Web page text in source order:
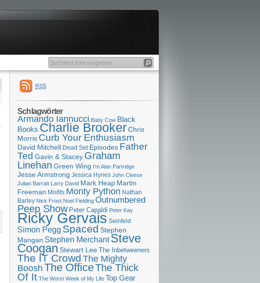
RSS
Schlagwörter
Armando Iannucci Baby Cow Black
Books Charlie BrookerChris
Morris Curb Your Enthusiasm
David Mitchell Dead Set Episodes Father
Ted Gavin & Stacey Graham
Linehan Green Wing I'm Alan Partridge
Jesse Armstrong Jessica Hynes John Cleese
Julian Barratt Larry David Mark Heap Martin
Freeman Misfits Monty Python Nathan
Barley Nick Frost Noel Fielding Outnumbered
Peep Show Peter Capaldi Peter Kay
Ricky Gervais Seinfeld
Simon Pegg Spaced Stephen
Mangan Stephen Merchant Steve
CooganStewart Lee The Inbetweeners
The IT Crowd The Mighty
Boosh The OfficeThe Thick
Of It The Worst Week of My Life Top Gear